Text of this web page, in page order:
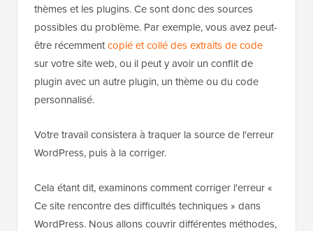
thèmes et les plugins. Ce sont donc des sources
possibles du problème. Par exemple, vous avez peut-
être récemmentcopié et collé des extraits de code
sur votre site web, ou il peut y avoir un conflit de
plugin avec un autre plugin, un thème ou du code
personnalisé.
Votre travail consistera à traquer la source de l'erreur
WordPress, puis à la corriger.
Cela étant dit, examinons comment corriger l'erreur «
Ce site rencontre des difficultés techniques » dans
WordPress. Nous allons couvrir différentes méthodes,